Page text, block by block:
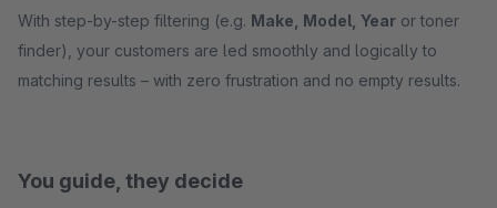
With step-by-step filtering (e.g. Make, Model, Year or toner
finder), your customers are led smoothly and logically to
matching results – with zero frustration and no empty results.
You guide, they decide